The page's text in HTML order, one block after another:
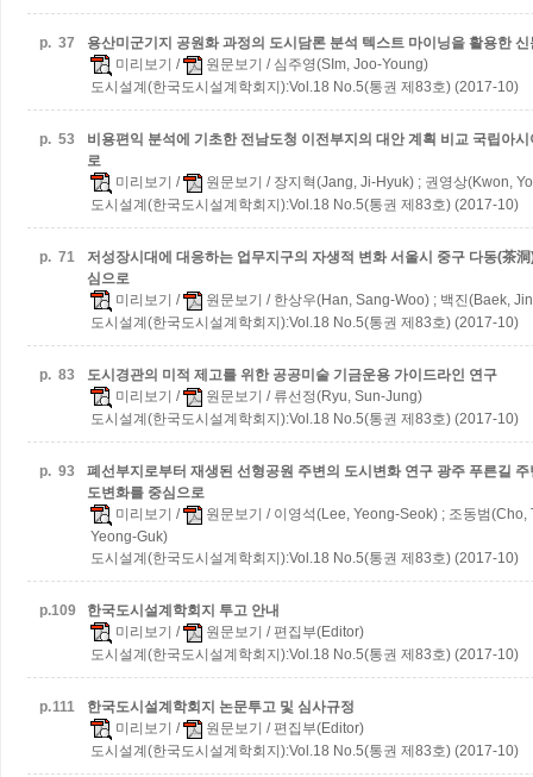
p. 37 용산미군기지 공원화 과정의 도시담론 분석 텍스트 마이닝을 활용한
미리보기 / 원문보기 / 심주영(SIm, Joo-Young)
도시설계(한국도시설계학회지):Vol.18 No.5(통권 제83호) (2017-10)
p. 53 비용편익 분석에 기초한 전남도청 이전부지의 대안 계획 비교 국립아
로
미리보기 / 원문보기 / 장지혁(Jang, Ji-Hyuk) ; 권영상(Kwon,
도시설계(한국도시설계학회지):Vol.18 No.5(통권 제83호) (2017-10)
p. 71 저성장시대에 대응하는 업무지구의 자생적 변화서울시 중구 다동(茶
심으로
미리보기 / 원문보기 / 한상우(Han, Sang-Woo) ; 백진(Baek,
도시설계(한국도시설계학회지):Vol.18 No.5(통권 제83호) (2017-10)
p. 83
도시경관의 미적 제고를 위한 공공미술 기금운용 가이드라인 연구
미리보기 / 원문보기 / 류선정(Ryu, Sun-Jung)
도시설계(한국도시설계학회지):Vol.18 No.5(통권 제83호) (2017-10)
p. 93 폐선부지로부터 재생된 선형공원 주변의 도시변화 연구 광주 푸른길
도변화를 중심으로
미리보기 / 원문보기 / 이영석(Lee, Yeong-Seok) ; 조동범(Cho,
Yeong-Guk)
도시설계(한국도시설계학회지):Vol.18 No.5(통권 제83호) (2017-10)
p.109
한국도시설계학회지 투고 안내
미리보기 / 원문보기 / 편집부(Editor)
도시설계(한국도시설계학회지):Vol.18 No.5(통권 제83호) (2017-10)
p.111
한국도시설계학회지 논문투고 및 심사규정
미리보기 / 원문보기 / 편집부(Editor)
도시설계(한국도시설계학회지):Vol.18 No.5(통권 제83호) (2017-10)